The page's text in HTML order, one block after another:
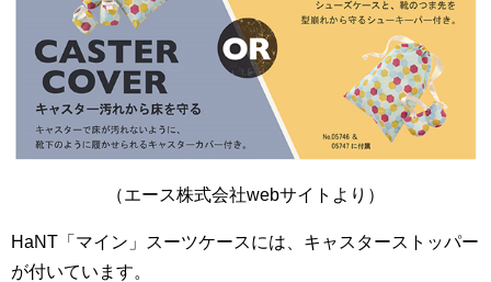
（エース株式会社webサイトより）
HaNT「マイン」スーツケースには、キャスターストッパー
が付いています。